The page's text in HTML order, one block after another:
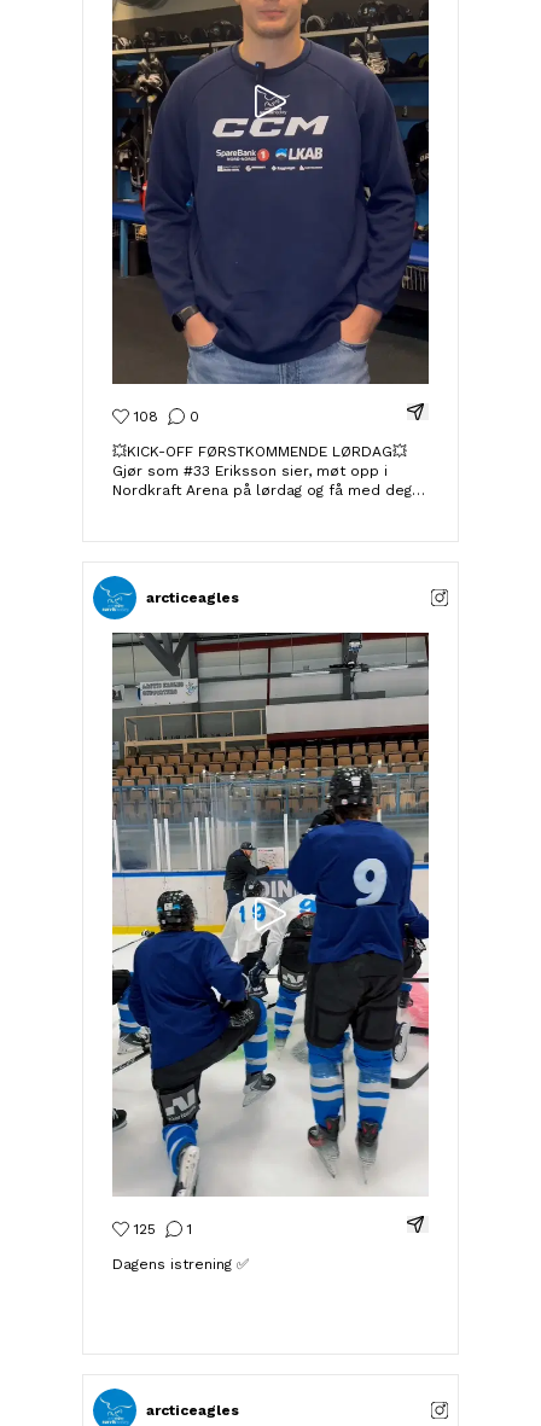
108 0 Del Instagram-
💥KICK-OFF FØRSTKOMMENDE LØRDAG💥
Gjør som #33 Eriksson sier, møt opp i
Nordkraft Arena på lørdag og få med deg
arcticeagles
125 1 Del Instagram-
Dagens istrening ✅
arcticeagles